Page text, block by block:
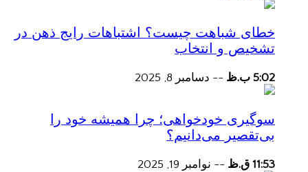
خطای شباهت چیست؟ اشتباهات رایج ذهن در
تشخیص و انتخاب
5:02 ب.ظ -- دسامبر 8, 2025
سوگیری خودخواهی؛ چرا همیشه خود را
بی‌تقصیر می‌دانیم؟
11:53 ق.ظ -- نوامبر 19, 2025